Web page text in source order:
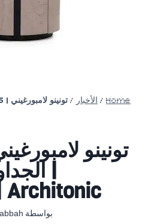
Home
/ الأخبار /
|
Architonic
بواسطة